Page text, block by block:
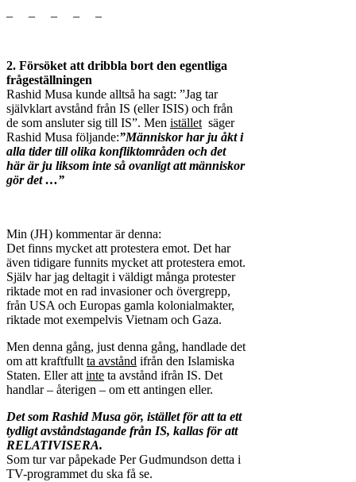
2. Försöket att dribbla bort den egentliga
frågeställningen
Rashid Musa kunde alltså ha sagt: ”Jag tar
självklart avstånd från IS (eller ISIS) och från
de som ansluter sig till IS”. Men istället säger
Rashid Musa följande:”Människor har ju åkt i
alla tider till olika konfliktområden och det
här är ju liksom inte så ovanligt att människor
gör det …”
Min (JH) kommentar är denna:
Det finns mycket att protestera emot. Det har
även tidigare funnits mycket att protestera emot.
Själv har jag deltagit i väldigt många protester
riktade mot en rad invasioner och övergrepp,
från USA och Europas gamla kolonialmakter,
riktade mot exempelvis Vietnam och Gaza.
Men denna gång, just denna gång, handlade det
om att kraftfullt ta avstånd ifrån den Islamiska
Staten. Eller att inte ta avstånd ifrån IS. Det
handlar – återigen – om ett antingen eller.
Det som Rashid Musa gör, istället för att ta ett
tydligt avståndstagande från IS, kallas för att
RELATIVISERA.
Som tur var påpekade Per Gudmundson detta i
TV-programmet du ska få se.